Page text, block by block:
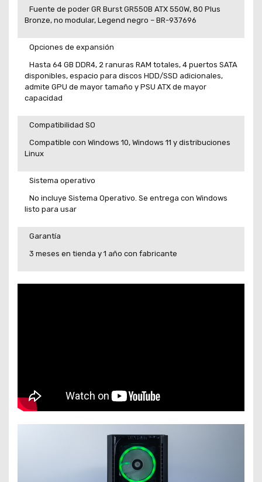
Fuente de poder GR Burst GR550B ATX 550W, 80 Plus
Bronze, no modular, Legend negro – BR-937696
Opciones de expansión
Hasta 64 GB DDR4, 2 ranuras RAM totales, 4 puertos SATA
disponibles, espacio para discos HDD/SSD adicionales,
admite GPU de mayor tamaño y PSU ATX de mayor
capacidad
Compatibilidad SO
Compatible con Windows 10, Windows 11 y distribuciones
Linux
Sistema operativo
No incluye Sistema Operativo. Se entrega con Windows
listo para usar
Garantía
3 meses en tienda y 1 año con fabricante